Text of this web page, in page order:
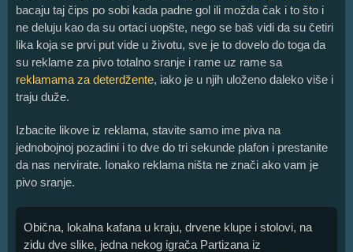
bacaju taj čips po sobi kada padne gol ili možda čak i to što i
ne deluju kao da su ortaci uopšte, nego se baš vidi da su četiri
lika koja se prvi put vide u životu, sve je to dovelo do toga da
su reklame za pivo totalno sranje i rame uz rame sa
reklamama za deterdžente, iako je u njih uloženo daleko više i
traju duže.
Izbacite likove iz reklama, stavite samo ime piva na
jednobojnoj pozadini i to dve do tri sekunde plafon i prestanite
da nas nervirate. Ionako reklama ništa ne znači ako vam je
pivo sranje.
Obična, lokalna kafana u kraju, drvene klupe i stolovi, na
zidu dve slike, jedna nekog igrača Partizana iz